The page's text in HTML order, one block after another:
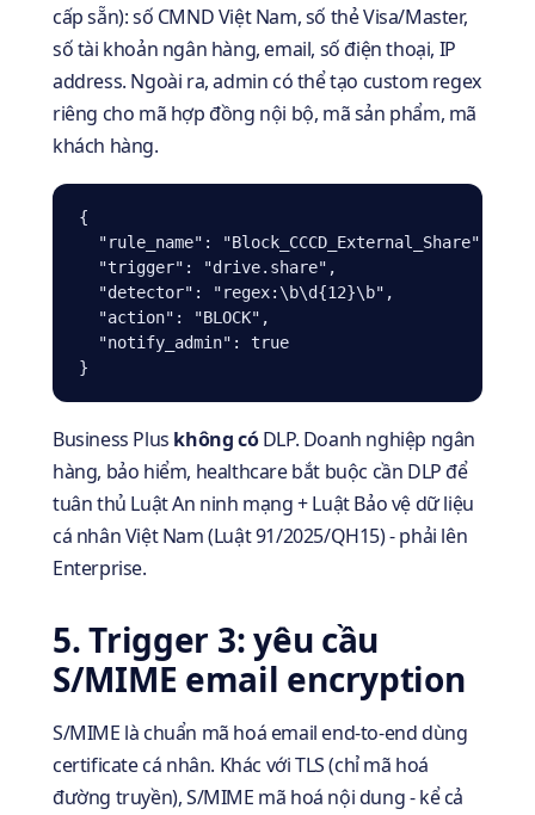
cấp sẵn): số CMND Việt Nam, số thẻ Visa/Master,
số tài khoản ngân hàng, email, số điện thoại, IP
address. Ngoài ra, admin có thể tạo custom regex
riêng cho mã hợp đồng nội bộ, mã sản phẩm, mã
khách hàng.
{
  "rule_name": "Block_CCCD_External_Share",
  "trigger": "drive.share",
  "detector": "regex:\b\d{12}\b",
  "action": "BLOCK",
  "notify_admin": true
}
Business Plus không cóDLP. Doanh nghiệp ngân
hàng, bảo hiểm, healthcare bắt buộc cần DLP để
tuân thủ Luật An ninh mạng + Luật Bảo vệ dữ liệu
cá nhân Việt Nam (Luật 91/2025/QH15) - phải lên
Enterprise.
5. Trigger 3: yêu cầu
S/MIME email encryption
S/MIME là chuẩn mã hoá email end-to-end dùng
certificate cá nhân. Khác với TLS (chỉ mã hoá
đường truyền), S/MIME mã hoá nội dung - kể cả